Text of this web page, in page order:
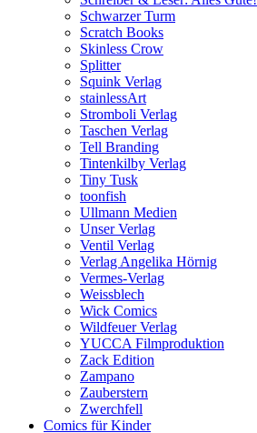
Schwarzer Turm
Scratch Books
Skinless Crow
Splitter
Squink Verlag
stainlessArt
Stromboli Verlag
Taschen Verlag
Tell Branding
Tintenkilby Verlag
Tiny Tusk
toonfish
Ullmann Medien
Unser Verlag
Ventil Verlag
Verlag Angelika Hörnig
Vermes-Verlag
Weissblech
Wick Comics
Wildfeuer Verlag
YUCCA Filmproduktion
Zack Edition
Zampano
Zauberstern
Zwerchfell
Comics für Kinder